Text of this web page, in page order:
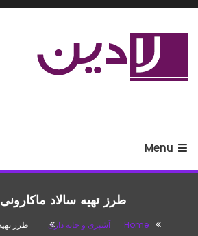
Skip
Menu
طرز تهیه سالاد
Home آشپزی و خانه داری طرز